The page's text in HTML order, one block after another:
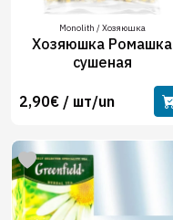
Monolith / Хозяюшка
Хозяюшка Ромашка
сушеная
2,90€ / шт/un